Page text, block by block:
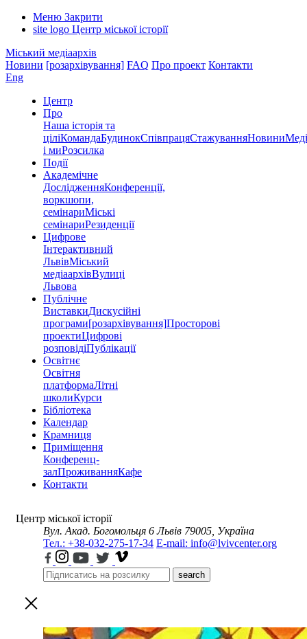
Меню Закрити
site logo Центр міської історії
Міський медіаархів
Новини [розархівування] FAQ Про проект Контакти
Eng
Центр
Про
Наша історія та
ціліКомандаБудинокСпівпрацяСтажуванняНовини
і миРозсилка
Події
Академічне
ДослідженняКонференції,
воркшопи,
семінариМіські
семінариРезиденції
Цифрове
Інтерактивний
ЛьвівМіський
медіаархівВулиці
Львова
Публічне
ВиставкиДискусійні
програми[розархівування]Просторові
проектиЦифрові
розповідіПублікації
Освітнє
Освітня
платформаЛітні
школиКурси
Бібліотека
Календар
Крамниця
Приміщення
Конференц-
залПроживанняКафе
Контакти
Центр міської історії
Вул. Акад. Богомольця 6 Львів 79005, Україна
Тел.: +38-032-275-17-34 E-mail: info@lvivcenter.org
search